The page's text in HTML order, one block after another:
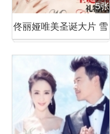
5张
佟丽娅唯美圣诞大片 雪